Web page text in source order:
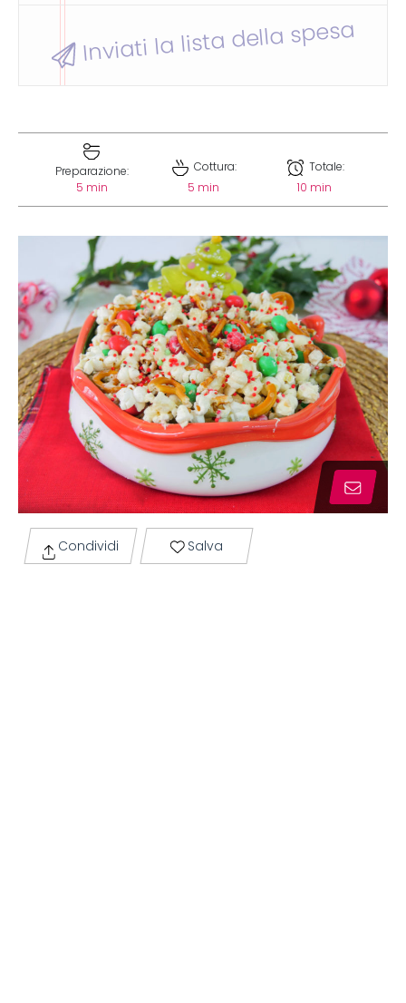
Inviati la lista della spesa
Preparazione:
5 min
Cottura:
5 min
Totale:
10 min
Condividi Salva